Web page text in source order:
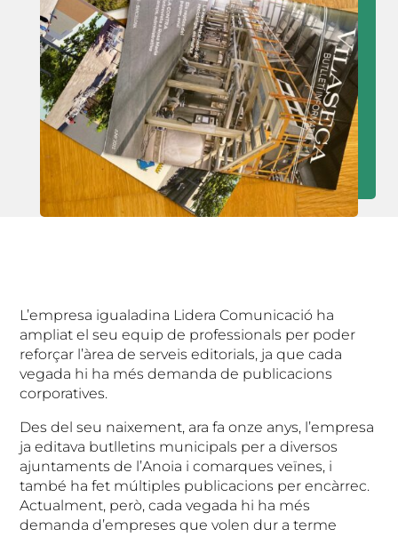
L’empresa igualadina Lidera Comunicació ha
ampliat el seu equip de professionals per poder
reforçar l’àrea de serveis editorials, ja que cada
vegada hi ha més demanda de publicacions
corporatives.
Des del seu naixement, ara fa onze anys, l’empresa
ja editava butlletins municipals per a diversos
ajuntaments de l’Anoia i comarques veïnes, i
també ha fet múltiples publicacions per encàrrec.
Actualment, però, cada vegada hi ha més
demanda d’empreses que volen dur a terme